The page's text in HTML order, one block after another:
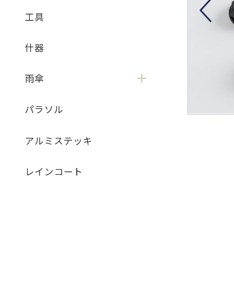
工具
什器
雨傘
パラソル
アルミステッキ
レインコート